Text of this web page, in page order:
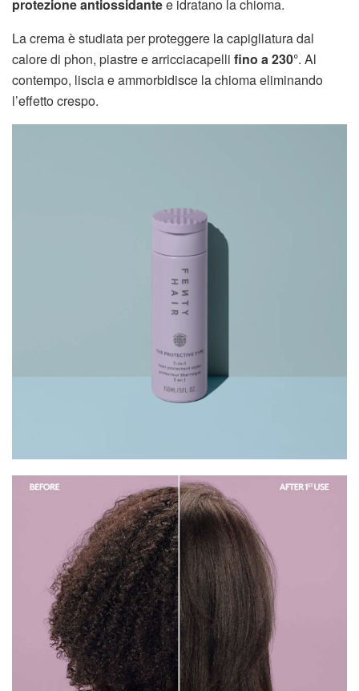
protezione antiossidantee idratano la chioma.
La crema è studiata per proteggere la capigliatura dal
calore di phon, piastre e arricciacapelli fino a 230°. Al
contempo, liscia e ammorbidisce la chioma eliminando
l’effetto crespo.